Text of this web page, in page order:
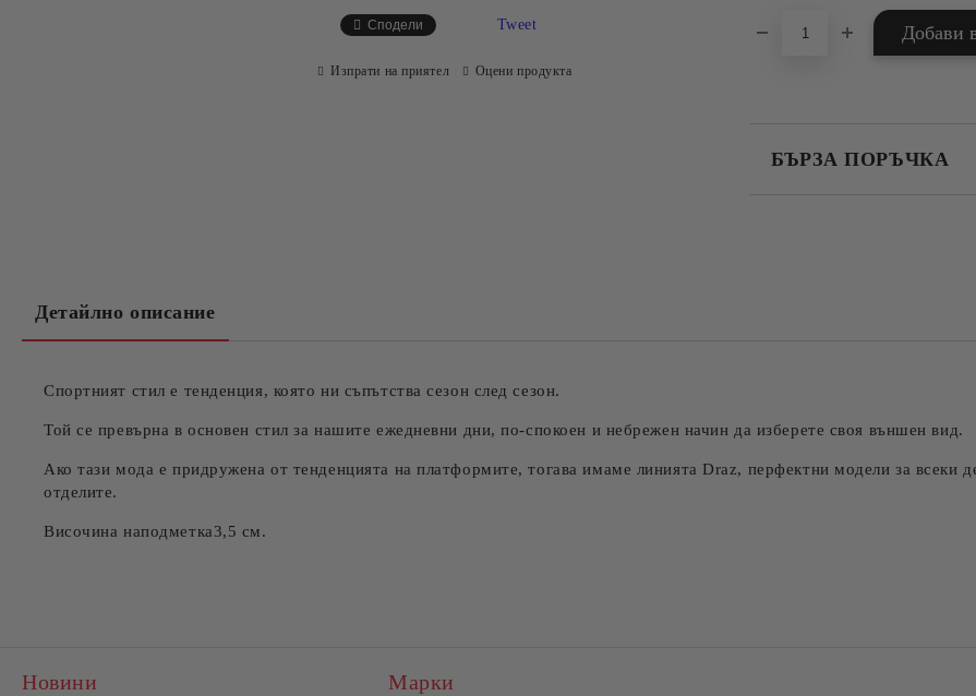
БЪРЗА ПОРЪЧКА
Сподели Tweet
Изпрати на приятел Оцени продукта
Детайлно описание
Спортният стил е тенденция, която ни съпътства сезон след сезон.
Той се превърна в основен стил за нашите ежедневни дни, по-спокоен и небрежен начин да изберете своя външен вид.
Ако тази мода е придружена от тенденцията на платформите, тогава имаме линията Draz, перфектни модели за всеки
отделите.
Височина наподметка3,5 см.
Новини Марки